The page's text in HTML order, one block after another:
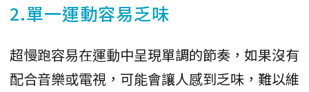
2.單一運動容易乏味
超慢跑容易在運動中呈現單調的節奏，如果沒有
配合音樂或電視，可能會讓人感到乏味，難以維